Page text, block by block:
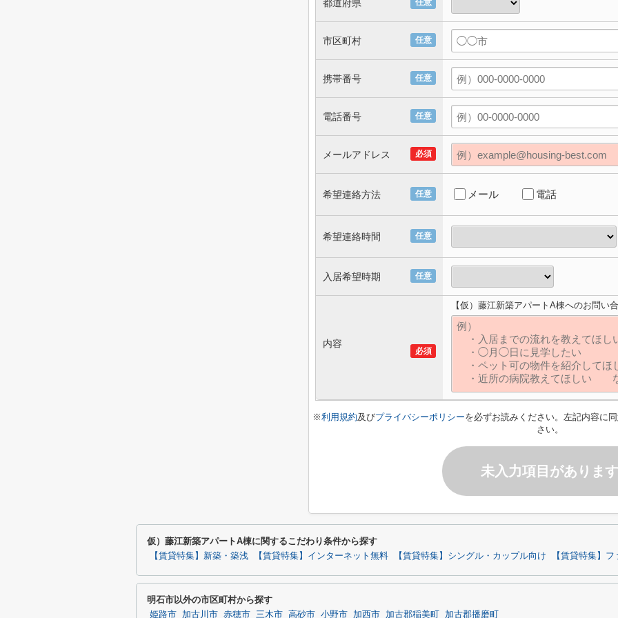
任意
都道府県
任意
市区町村
任意
携帯番号
任意
電話番号
必須
メールアドレス
任意
希望連絡方法 メール 電話
任意
希望連絡時間
任意
入居希望時期
必須
内容
【仮）藤江新築アパートA棟へのお問い
※利用規約及びプライバシーポリシーを必ずお読みください。左記内容に
さい。
未入力項目があります
仮）藤江新築アパートA棟に関するこだわり条件から探す
【賃貸特集】新築・築浅 【賃貸特集】インターネット無料 【賃貸特集】シングル・カップル向け 【賃貸特集】
明石市以外の市区町村から探す
姫路市 加古川市 赤穂市 三木市 高砂市 小野市 加西市 加古郡稲美町 加古郡播磨町